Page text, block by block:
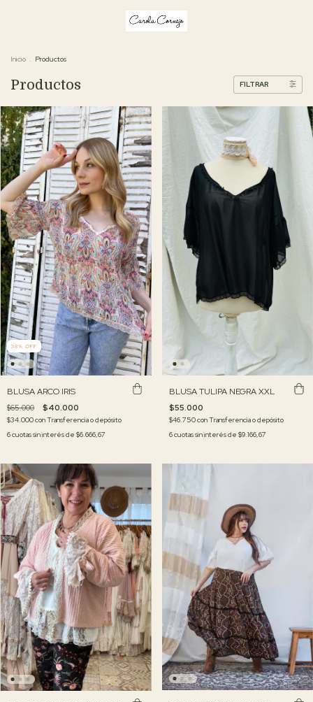
Inicio . Productos
Productos FILTRAR
38% OFF
BLUSA ARCO IRIS
$65.000 $40.000
$34.000conTransferencia o depósito
6cuotas sin interés de $6.666,67
BLUSA TULIPA NEGRA XXL
$55.000
$46.750conTransferencia o depósito
6cuotas sin interés de $9.166,67